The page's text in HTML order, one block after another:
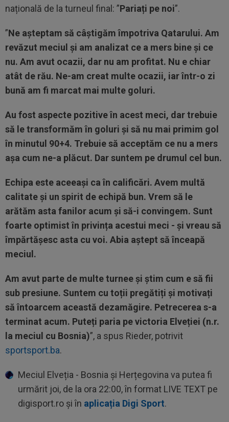
națională de la turneul final: ”Pariați pe noi”.
”Ne așteptam să câștigăm împotriva Qatarului. Am
revăzut meciul și am analizat ce a mers bine și ce
nu. Am avut ocazii, dar nu am profitat. Nu e chiar
atât de rău. Ne-am creat multe ocazii, iar într-o zi
bună am fi marcat mai multe goluri.
Au fost aspecte pozitive în acest meci, dar trebuie
să le transformăm în goluri și să nu mai primim gol
în minutul 90+4. Trebuie să acceptăm ce nu a mers
așa cum ne-a plăcut. Dar suntem pe drumul cel bun.
Echipa este aceeași ca în calificări. Avem multă
calitate și un spirit de echipă bun. Vrem să le
arătăm asta fanilor acum și să-i convingem. Sunt
foarte optimist în privința acestui meci - și vreau să
împărtășesc asta cu voi. Abia aștept să înceapă
meciul.
Am avut parte de multe turnee și știm cum e să fii
sub presiune. Suntem cu toții pregătiți și motivați
să întoarcem această dezamăgire. Petrecerea s-a
terminat acum. Puteți paria pe victoria Elveției (n.r.
la meciul cu Bosnia)”, a spus Rieder, potrivit
sportsport.ba.
Meciul Elveția - Bosnia și Herțegovina va putea fi
urmărit joi, de la ora 22:00, în format LIVE TEXT pe
digisport.ro și în aplicația Digi Sport.